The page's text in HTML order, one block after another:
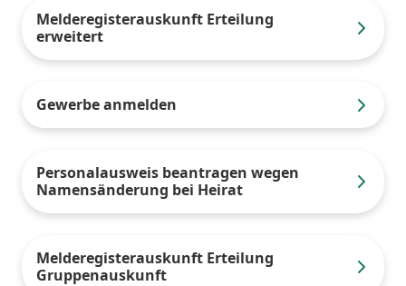
Melderegisterauskunft Erteilung
erweitert
Gewerbe anmelden
Personalausweis beantragen wegen
Namensänderung bei Heirat
Melderegisterauskunft Erteilung
Gruppenauskunft